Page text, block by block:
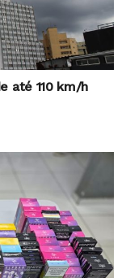
até 110 km/h